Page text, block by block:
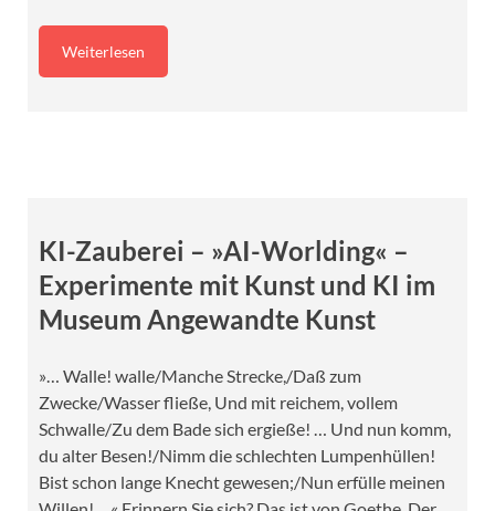
Weiterlesen
KI-Zauberei – »AI-Worlding« –
Experimente mit Kunst und KI im
Museum Angewandte Kunst
»… Walle! walle/Manche Strecke,/Daß zum
Zwecke/Wasser fließe, Und mit reichem, vollem
Schwalle/Zu dem Bade sich ergieße! … Und nun komm,
du alter Besen!/Nimm die schlechten Lumpenhüllen!
Bist schon lange Knecht gewesen;/Nun erfülle meinen